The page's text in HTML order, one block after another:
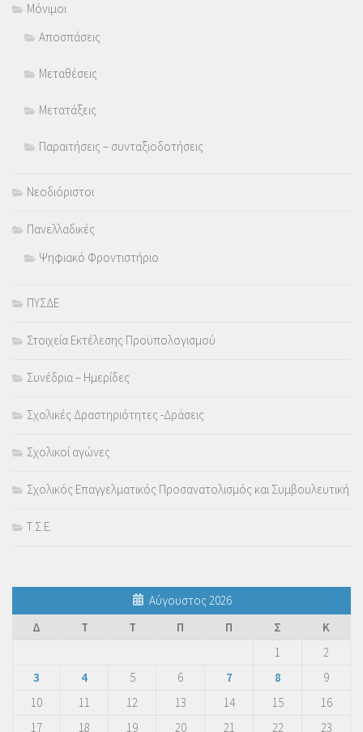
Μόνιμοι
Αποσπάσεις
Μεταθέσεις
Μετατάξεις
Παραιτήσεις – συνταξιοδοτήσεις
Νεοδιόριστοι
Πανελλαδικές
Ψηφιακό Φροντιστήριο
ΠΥΣΔΕ
Στοιχεία Εκτέλεσης Προϋπολογισμού
Συνέδρια – Ημερίδες
Σχολικές Δραστηριότητες -Δράσεις
Σχολικοί αγώνες
Σχολικός Επαγγελματικός Προσανατολισμός και Συμβουλευτική
Τ.Σ.Ε.
Αύγουστος 2026
Δ
Τ Τ Π Π Σ
Κ
1
2
3
4 5 6 7 8
9
10
11 12 13 14 15
16
17
18 19 20 21 22 23